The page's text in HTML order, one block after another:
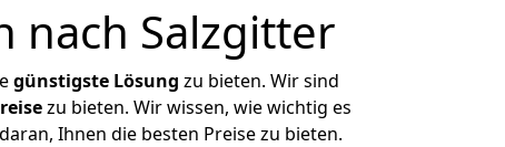
nach Salzgitter
günstigste Lösung zu bieten. Wir sind
zu bieten. Wir wissen, wie wichtig es
Ihnen die besten Preise zu bieten.